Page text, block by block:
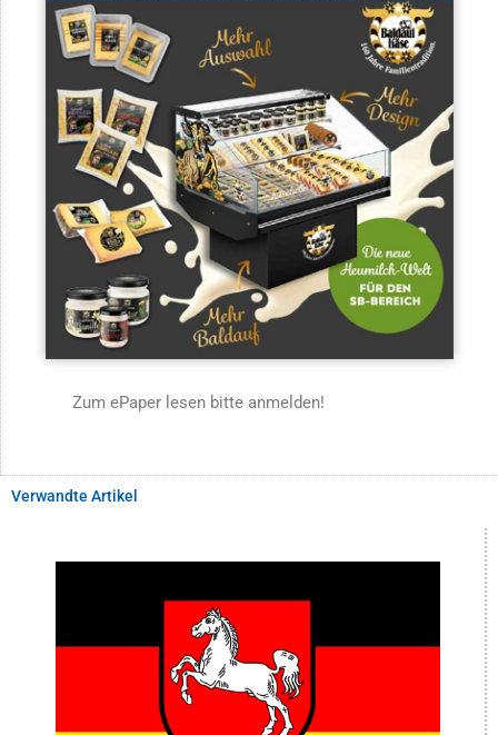
Zum ePaper lesen bitte anmelden!
Verwandte Artikel